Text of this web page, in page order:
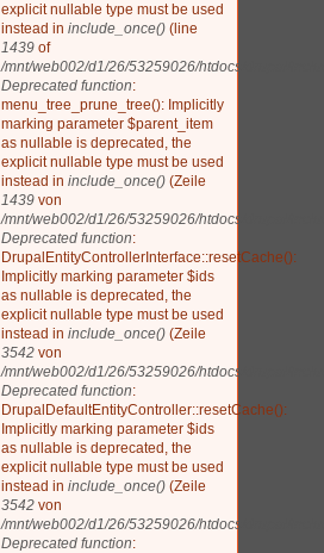
explicit nullable type must be used
instead in include_once() (line
1439 of
/mnt/web002/d1/26/53259026/htdocs/drupal/
Deprecated function:
menu_tree_prune_tree(): Implicitly
marking parameter $parent_item
as nullable is deprecated, the
explicit nullable type must be used
instead in include_once() (Zeile
1439 von
/mnt/web002/d1/26/53259026/htdocs/drupal/
Deprecated function:
DrupalEntityControllerInterface::resetCache():
Implicitly marking parameter $ids
as nullable is deprecated, the
explicit nullable type must be used
instead in include_once() (Zeile
3542 von
/mnt/web002/d1/26/53259026/htdocs/drupal/
Deprecated function:
DrupalDefaultEntityController::resetCache():
Implicitly marking parameter $ids
as nullable is deprecated, the
explicit nullable type must be used
instead in include_once() (Zeile
3542 von
/mnt/web002/d1/26/53259026/htdocs/drupal/
Deprecated function: